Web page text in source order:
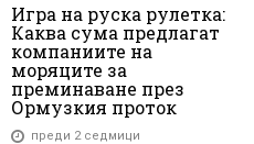
Игра на руска рулетка:
Каква сума предлагат
компаниите на
моряците за
преминаване през
Ормузкия проток
преди 2 седмици